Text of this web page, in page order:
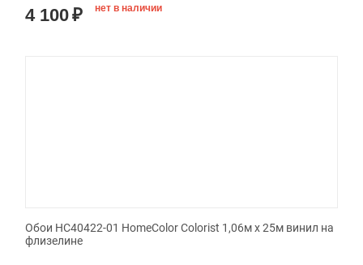
4 100₽ нет в наличии
Обои HC40422-01 HomeColor Colorist 1,06м х 25м винил на
флизелине